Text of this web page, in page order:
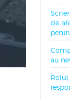
de
au